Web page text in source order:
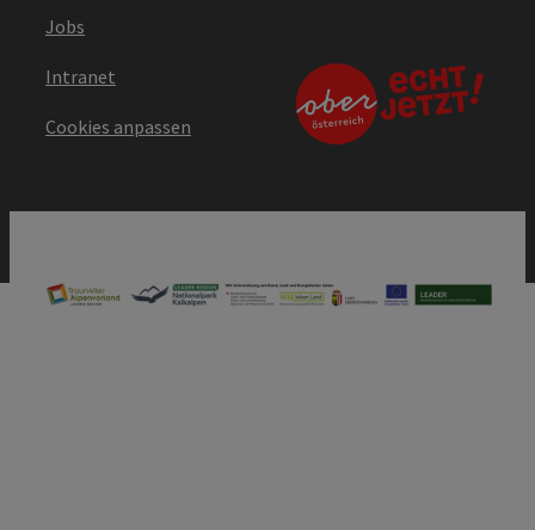
Jobs
Intranet
Cookies anpassen